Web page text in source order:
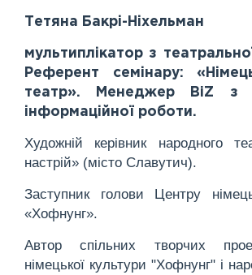
Тетяна Бакрі-Ніхельман
мультиплікатор з
Референт семінару:
театр». Менеджер BiZ з
інформаційної роботи.
Художній керівник народного
настрій» (місто Славутич).
Заступник голови Центру
«Хофнунг».
Автор спільних творчих
німецької культури "Хофнунг" і